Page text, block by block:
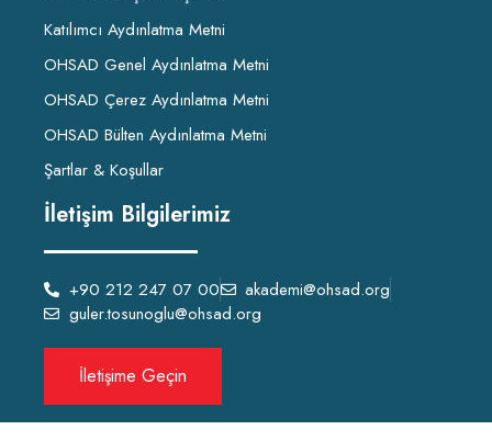
Katılımcı Aydınlatma Metni
OHSAD Genel Aydınlatma Metni
OHSAD Çerez Aydınlatma Metni
OHSAD Bülten Aydınlatma Metni
Şartlar & Koşullar
İletişim Bilgilerimiz
+90 212 247 07 00
akademi@ohsad.org
guler.tosunoglu@ohsad.org
İletişime Geçin